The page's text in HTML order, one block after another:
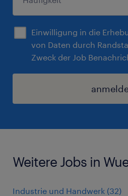
Einwilligung in die
von Daten durch
Zweck der Job
Weitere Jobs in
Industrie und Handwerk (32)